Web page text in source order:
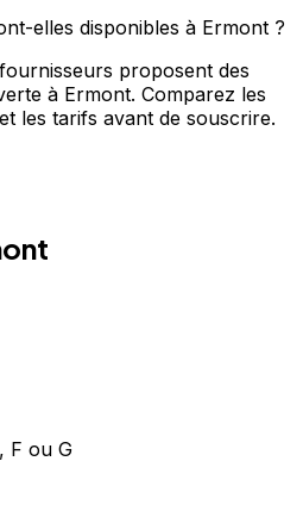
elles disponibles à Ermont ?
proposent des
à Ermont. Comparez les
les tarifs avant de souscrire.
F ou G